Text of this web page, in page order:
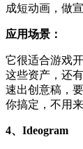
成短动画，做
应用场景：
它很适合游戏
这些资产，还
速出创意稿，
你搞定，不用
4、Ideogram